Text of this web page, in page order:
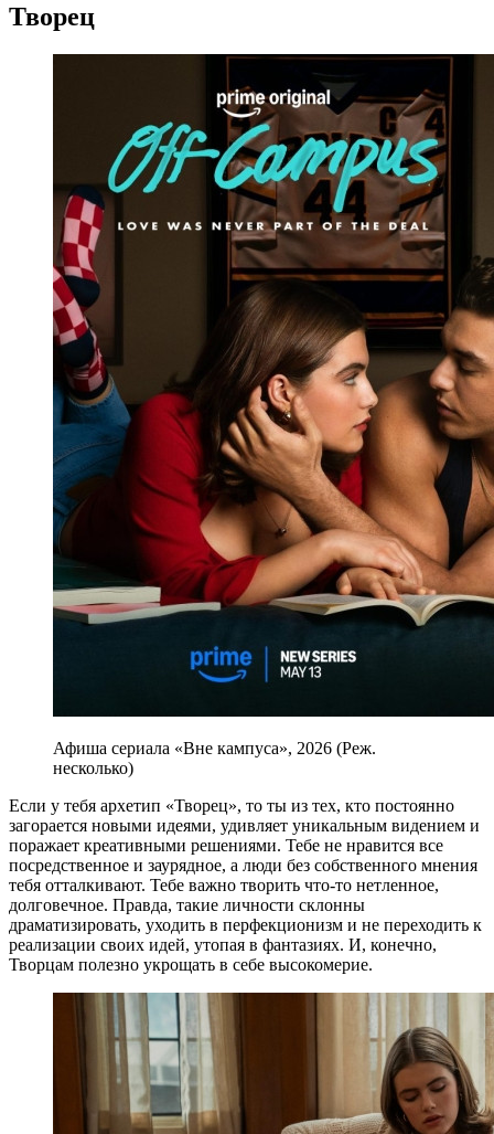
Творец
Афиша сериала «Вне кампуса», 2026 (Реж.
несколько)
Если у тебя архетип «Творец», то ты из тех, кто постоянно
загорается новыми идеями, удивляет уникальным видением и
поражает креативными решениями. Тебе не нравится все
посредственное и заурядное, а люди без собственного мнения
тебя отталкивают. Тебе важно творить что-то нетленное,
долговечное. Правда, такие личности склонны
драматизировать, уходить в перфекционизм и не переходить к
реализации своих идей, утопая в фантазиях. И, конечно,
Творцам полезно укрощать в себе высокомерие.